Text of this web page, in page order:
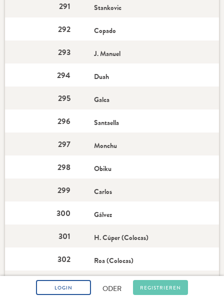
LOGIN ODER REGISTRIEREN
291 Stankovic
292 Copado
293 J. Manuel
294 Duah
295 Galca
296 Santaella
297 Monchu
298 Obiku
299 Carlos
300 Gálvez
301 H. Cúper (Colocas)
302 Roa (Colocas)
303 Romero (Colocas)